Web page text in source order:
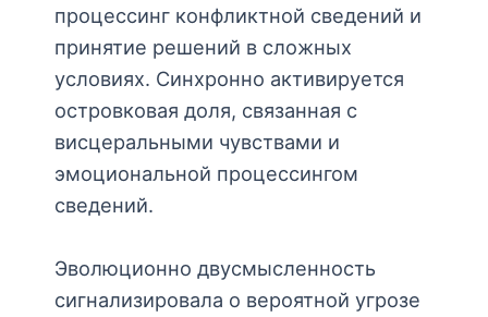
процессинг конфликтной сведений и
принятие решений в сложных
условиях. Синхронно активируется
островковая доля, связанная с
висцеральными чувствами и
эмоциональной процессингом
сведений.
Эволюционно двусмысленность
сигнализировала о вероятной угрозе